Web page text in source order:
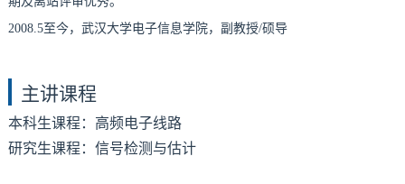
2008.5至今，武汉大学电子信息学院，副教授/硕导
主讲课程
本科生课程：高频电子线路
研究生课程：信号检测与估计